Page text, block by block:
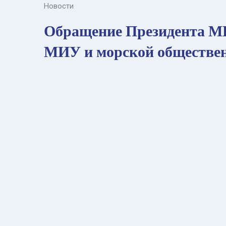
Новости
Обращение Президента
МИУ и морской